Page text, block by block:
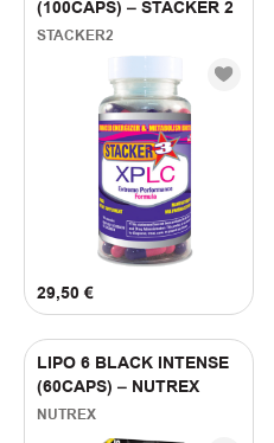
JNX Sports (2)
Nutrex
Stacker2 (3)
Universal Nutrition / Animal
Vitobest (2)
BLOOD ORANGE
CHOCOLATE (1)
PEACH MANGO
WATERMELON CANDY (1
Βανίλια 5)
Καρύδα
(100CAPS) – STACKER 2
STACKER2
29,50 €
LIPO 6 BLACK INTENSE
(60CAPS) – NUTREX
NUTREX